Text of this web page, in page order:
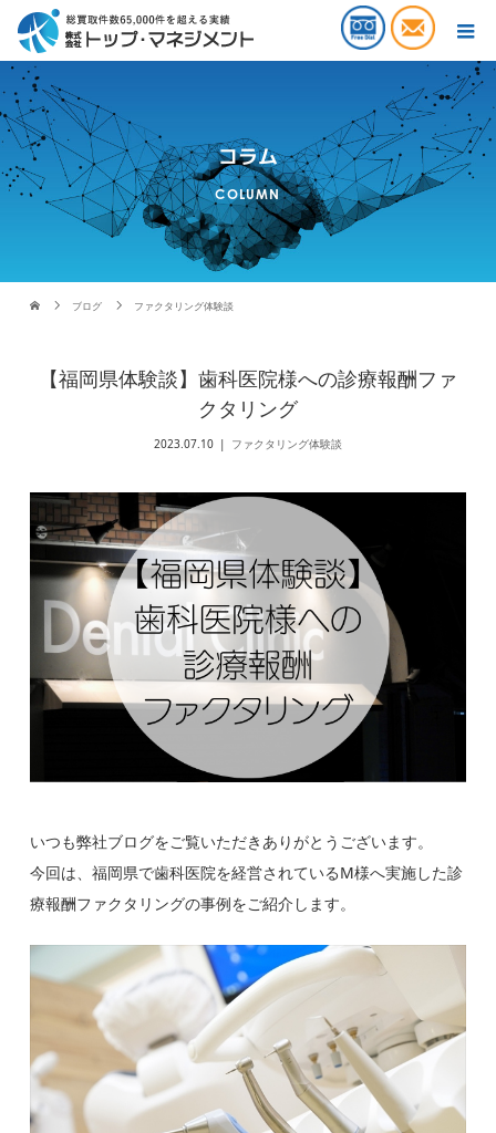
コラム
COLUMN
ブログ ファクタリング体験談
【福岡県体験談】歯科医院様への診療報酬ファ
クタリング
2023.07.10 ファクタリング体験談
いつも弊社ブログをご覧いただきありがとうございます。
今回は、福岡県で歯科医院を経営されているM様へ実施した診
療報酬ファクタリングの事例をご紹介します。